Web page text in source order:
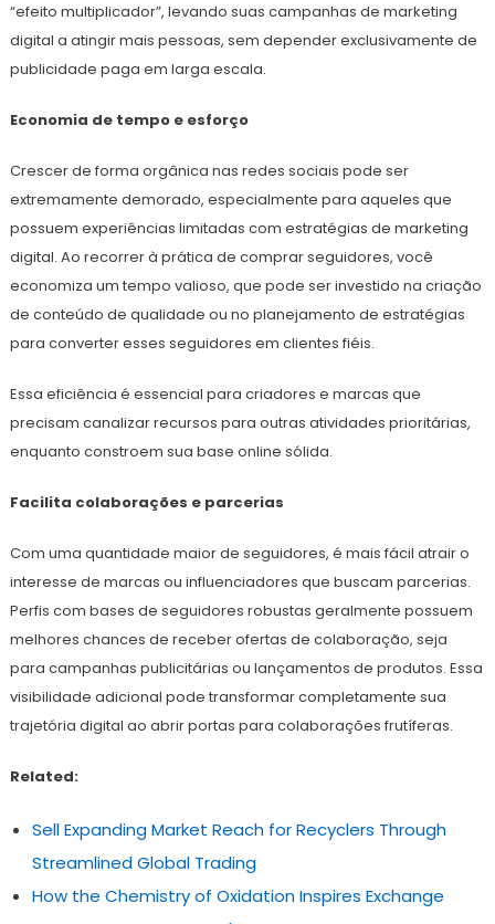
“efeito multiplicador”, levando suas campanhas de marketing
digital a atingir mais pessoas, sem depender exclusivamente de
publicidade paga em larga escala.
Economia de tempo e esforço
Crescer de forma orgânica nas redes sociais pode ser
extremamente demorado, especialmente para aqueles que
possuem experiências limitadas com estratégias de marketing
digital. Ao recorrer à prática de comprar seguidores, você
economiza um tempo valioso, que pode ser investido na criação
de conteúdo de qualidade ou no planejamento de estratégias
para converter esses seguidores em clientes fiéis.
Essa eficiência é essencial para criadores e marcas que
precisam canalizar recursos para outras atividades prioritárias,
enquanto constroem sua base online sólida.
Facilita colaborações e parcerias
Com uma quantidade maior de seguidores, é mais fácil atrair o
interesse de marcas ou influenciadores que buscam parcerias.
Perfis com bases de seguidores robustas geralmente possuem
melhores chances de receber ofertas de colaboração, seja
para campanhas publicitárias ou lançamentos de produtos. Essa
visibilidade adicional pode transformar completamente sua
trajetória digital ao abrir portas para colaborações frutíferas.
Related:
Sell Expanding Market Reach for Recyclers Through
Streamlined Global Trading
How the Chemistry of Oxidation Inspires Exchange